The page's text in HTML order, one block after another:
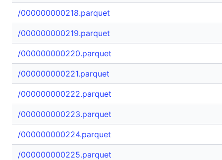
/000000000218.parquet
/000000000219.parquet
/000000000220.parquet
/000000000221.parquet
/000000000222.parquet
/000000000223.parquet
/000000000224.parquet
/000000000225.parquet